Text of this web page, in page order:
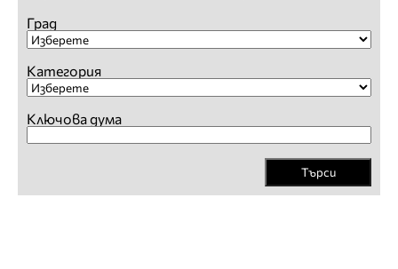
Град
Категория
Ключова дума
Търси